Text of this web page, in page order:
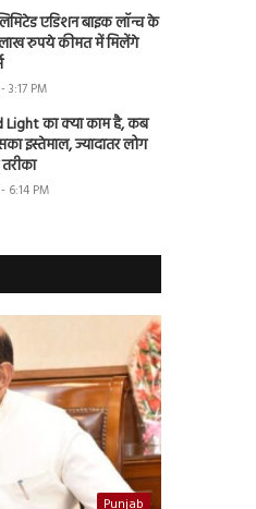
एडिशन बाइक लॉन्च के
लाख रुपये कीमत में मिलेंगे
3:17 PM
Light का क्या काम है, कब
इस्तेमाल, ज्यादातर लोग
6:14 PM
Punjab